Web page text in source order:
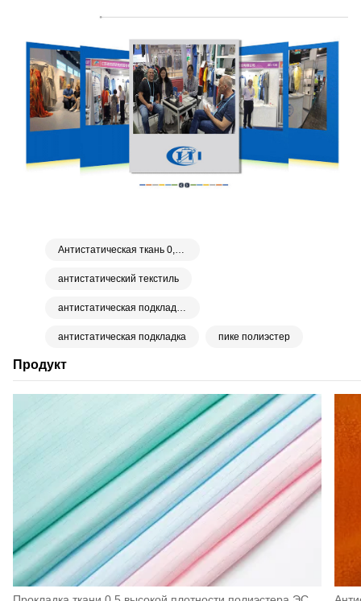
Продукт
Антистатическая ткань 0,5 сетка
антистатический текстиль
антистатическая подкладочная ткань
антистатическая подкладка пике полиэстер